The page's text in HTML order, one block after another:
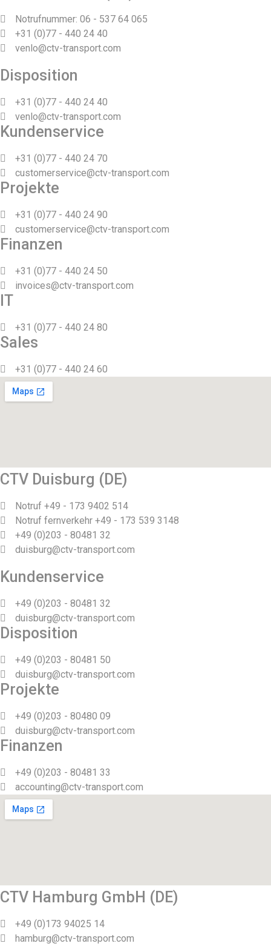
Notrufnummer: 06 - 537 64 065
+31 (0)77 - 440 24 40
venlo@ctv-transport.com
Disposition
+31 (0)77 - 440 24 40
venlo@ctv-transport.com
Kundenservice
+31 (0)77 - 440 24 70
customerservice@ctv-transport.com
Projekte
+31 (0)77 - 440 24 90
customerservice@ctv-transport.com
Finanzen
+31 (0)77 - 440 24 50
invoices@ctv-transport.com
IT
+31 (0)77 - 440 24 80
Sales
+31 (0)77 - 440 24 60
CTV Duisburg (DE)
Notruf +49 - 173 9402 514
Notruf fernverkehr +49 - 173 539 3148
+49 (0)203 - 80481 32
duisburg@ctv-transport.com
Kundenservice
+49 (0)203 - 80481 32
duisburg@ctv-transport.com
Disposition
+49 (0)203 - 80481 50
duisburg@ctv-transport.com
Projekte
+49 (0)203 - 80480 09
duisburg@ctv-transport.com
Finanzen
+49 (0)203 - 80481 33
accounting@ctv-transport.com
CTV Hamburg GmbH (DE)
+49 (0)173 94025 14
hamburg@ctv-transport.com